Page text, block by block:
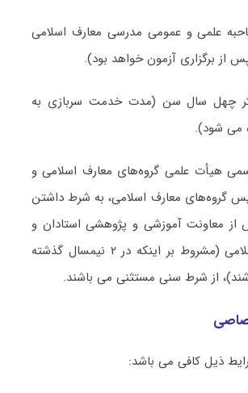
علمی و عمومی مدرسی معارف اسلامی
از برگزاری آزمون خواهد بود).
چهل سال سن (مدت خدمت سربازی به
می شود).
هیأت علمی گروه‌های معارف اسلامی و
گروه‌های معارف اسلامی، به شرط داشتن
از معاونت آموزشی و پژوهشی استادان و
دروس معارف اسلامی (مشروط بر اینکه در ۲ نیمسال گذشته
از شرط سنی مستثنی می باشند.
ذیل کافی می باشد: